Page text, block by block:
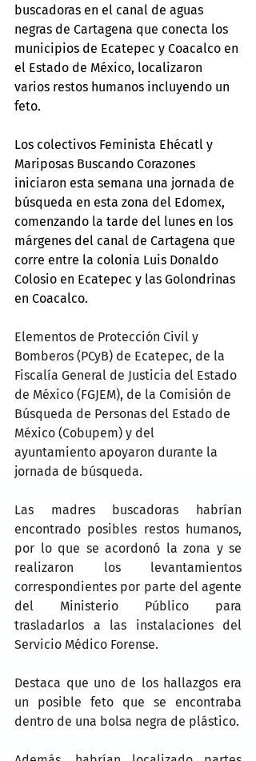
buscadoras en el canal de aguas
negras de Cartagena que conecta los
municipios de Ecatepec y Coacalco en
el Estado de México, localizaron
varios restos humanos incluyendo un
feto.
Los colectivos Feminista Ehécatl y
Mariposas Buscando Corazones
iniciaron esta semana una jornada de
búsqueda en esta zona del Edomex,
comenzando la tarde del lunes en los
márgenes del canal de Cartagena que
corre entre la colonia Luis Donaldo
Colosio en Ecatepec y las Golondrinas
en Coacalco.
Elementos de Protección Civil y
Bomberos (PCyB) de Ecatepec, de la
Fiscalía General de Justicia del Estado
de México (FGJEM), de la Comisión de
Búsqueda de Personas del Estado de
México (Cobupem) y del
ayuntamiento apoyaron durante la
jornada de búsqueda.
Las madres buscadoras habrían
encontrado posibles restos humanos,
por lo que se acordonó la zona y se
realizaron los levantamientos
correspondientes por parte del agente
del Ministerio Público para
trasladarlos a las instalaciones del
Servicio Médico Forense.
Destaca que uno de los hallazgos era
un posible feto que se encontraba
dentro de una bolsa negra de plástico.